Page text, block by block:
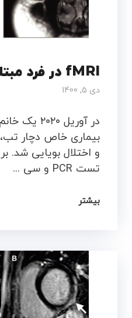
fMRI در فرد مبتلا به کووید 19
دی 5, 1400
بیماری خاص دچار
و اختلال بویایی
تست PCR و سی ...
بیشتر